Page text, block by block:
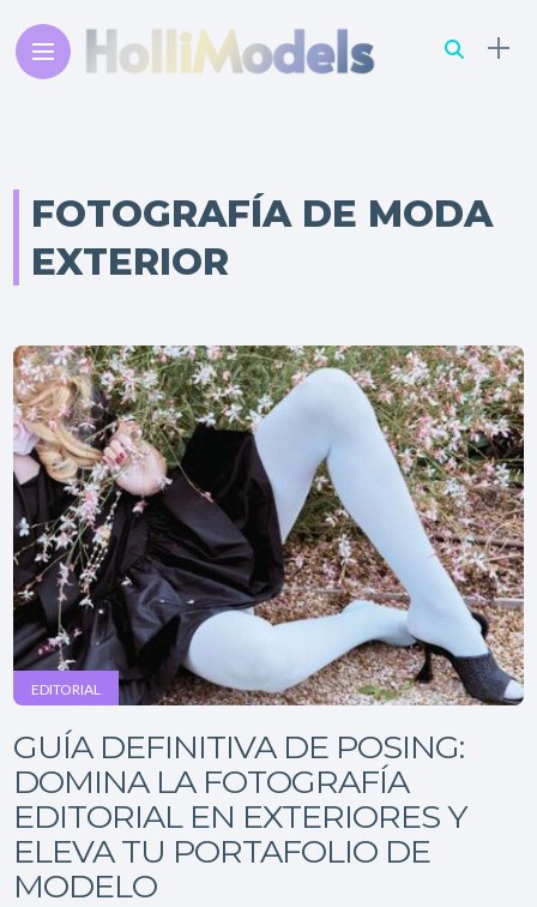
FOTOGRAFÍA DE MODA
EXTERIOR
EDITORIAL
GUÍA DEFINITIVA DE POSING:
DOMINA LA FOTOGRAFÍA
EDITORIAL EN EXTERIORES Y
ELEVA TU PORTAFOLIO DE
MODELO